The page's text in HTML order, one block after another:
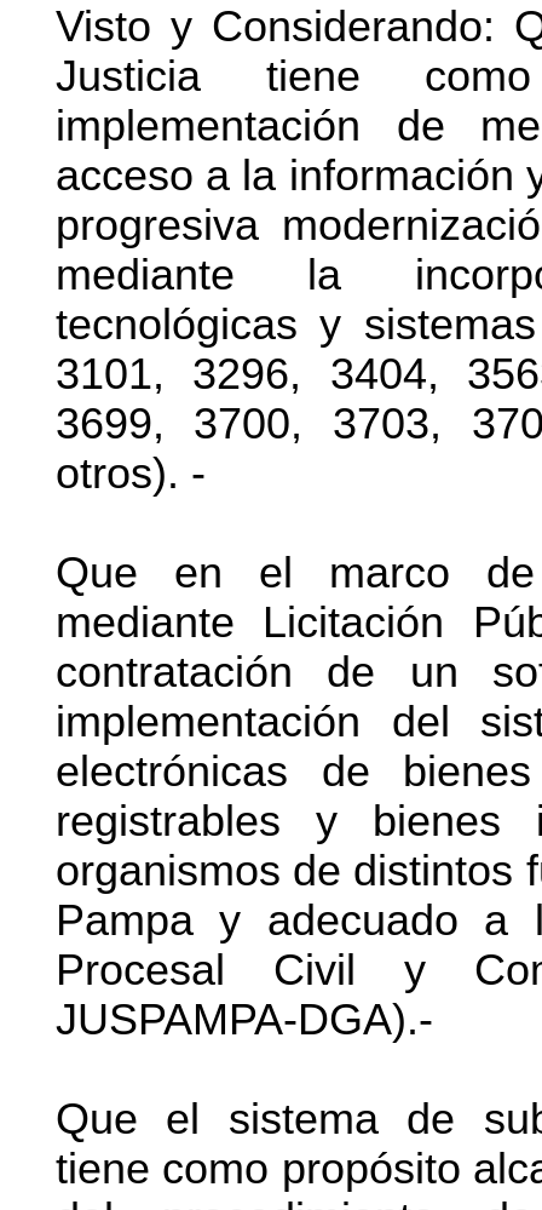
Visto y Considerando:
Justicia tiene
implementación de
acceso a la información
progresiva
mediante la
tecnológicas y
3101, 3296, 3404,
3699, 3700, 3703,
otros). -
Que en el marco de
mediante Licitación
contratación de un
implementación del
electrónicas de
registrables y bienes
organismos de distintos
Pampa y adecuado a
Procesal Civil y
JUSPAMPA-DGA).-
Que el sistema de
tiene como propósito